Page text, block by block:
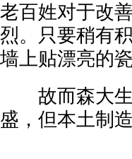
老百姓对于改
烈。只要稍有
墙上贴漂亮的瓷
故而森大生
盛，但本土制